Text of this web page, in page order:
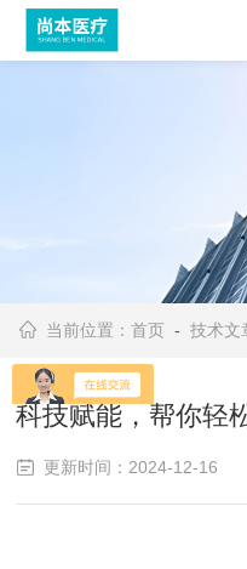
当前位置：首页 -技术文
科技赋能，帮你轻
更新时间：2024-12-16